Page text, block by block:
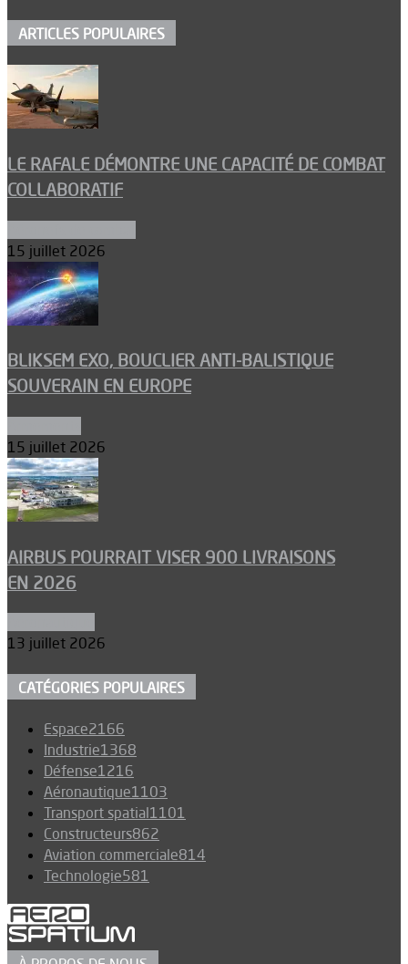
ARTICLES POPULAIRES
LE RAFALE DÉMONTRE UNE CAPACITÉ DE COMBAT
COLLABORATIF
15 juillet 2026
BLIKSEM EXO, BOUCLIER ANTI-BALISTIQUE
SOUVERAIN EN EUROPE
15 juillet 2026
AIRBUS POURRAIT VISER 900 LIVRAISONS
EN 2026
13 juillet 2026
CATÉGORIES POPULAIRES
Espace2166
Industrie1368
Défense1216
Aéronautique1103
Transport spatial1101
Constructeurs862
Aviation commerciale814
Technologie581